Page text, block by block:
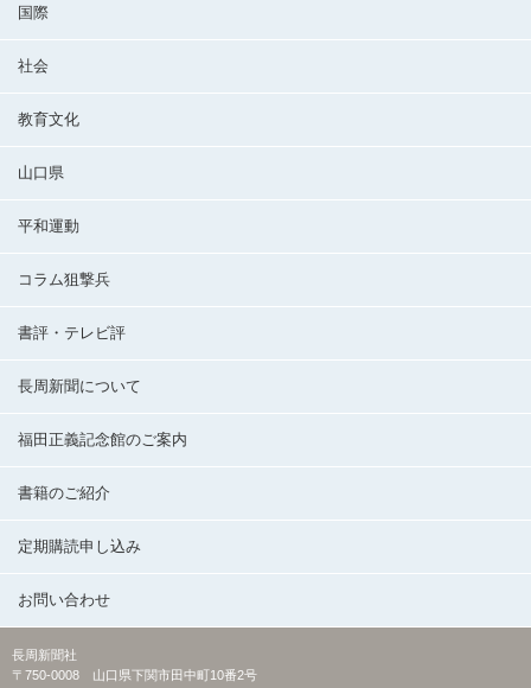
国際
社会
教育文化
山口県
平和運動
コラム狙撃兵
書評・テレビ評
長周新聞について
福田正義記念館のご案内
書籍のご紹介
定期購読申し込み
お問い合わせ
長周新聞社
〒750-0008 山口県下関市田中町10番2号